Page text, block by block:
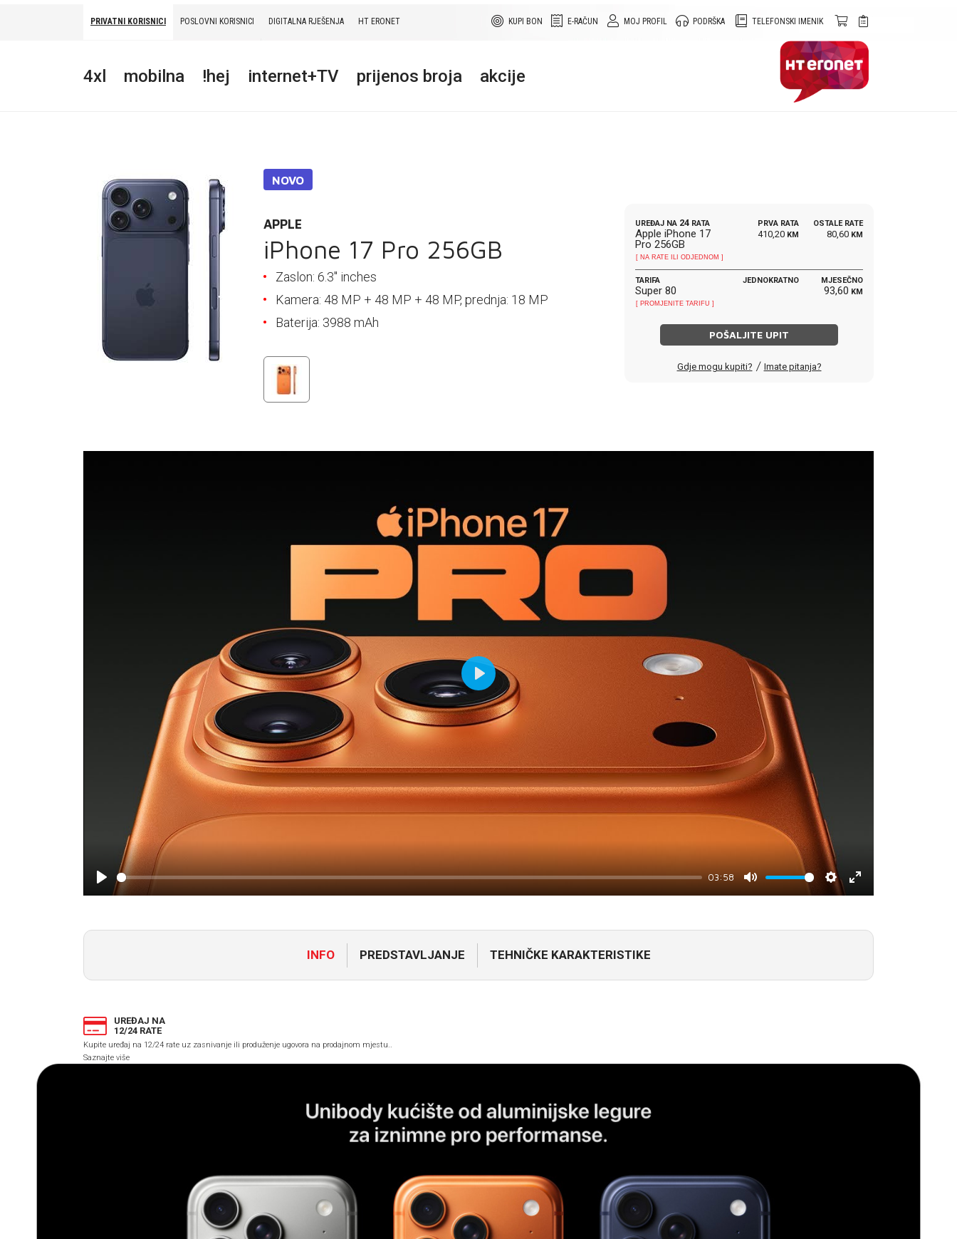
TELEFONSKI IMENIK
PODRŠKA
MOJ PROFIL
E-RAČUN
KUPI BON
PRIVATNI KORISNICI POSLOVNI KORISNICI DIGITALNA RJEŠENJA HT ERONET
4xl mobilna !hej internet+TV prijenos broja akcije
NOVO
APPLE
iPhone 17 Pro 256GB
Zaslon: 6.3'' inches
Kamera: 48 MP + 48 MP + 48 MP, prednja: 18 MP
Baterija: 3988 mAh
UREĐAJ NA 24 RATA
Apple iPhone 17
Pro 256GB
[ NA RATE ILI ODJEDNOM ]
PRVA RATA
410,20 KM
OSTALE RATE
80,60 KM
TARIFA
Super 80
[ PROMJENITE TARIFU ]
JEDNOKRATNO MJESEČNO
93,60 KM
POŠALJITE UPIT
Gdje mogu kupiti? / Imate pitanja?
Play
03:58
Mute Settings
Enter
Play
INFO PREDSTAVLJANJE TEHNIČKE KARAKTERISTIKE
UREĐAJ NA
12/24 RATE
Kupite uređaj na 12/24 rate uz zasnivanje ili produženje ugovora na prodajnom mjestu..
Saznajte više